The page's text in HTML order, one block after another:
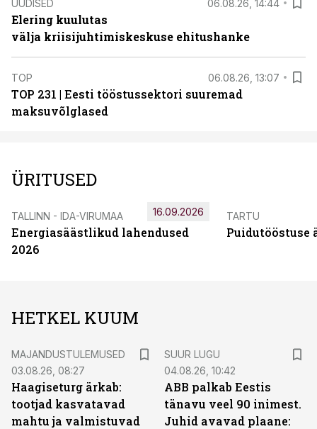
UUDISED 06.08.26, 14:44
Elering kuulutas
välja kriisijuhtimiskeskuse ehitushanke
TOP 06.08.26, 13:07
TOP 231 | Eesti tööstussektori suuremad
maksuvõlglased
ÜRITUSED
TALLINN - IDA-VIRUMAA
Energiasäästlikud lahendused
2026
16.09.2026 TARTU
Puidutööstuse
HETKEL KUUM
MAJANDUSTULEMUSED
03.08.26, 08:27
Haagiseturg ärkab:
tootjad kasvatavad
mahtu ja valmistuvad
SUUR LUGU
04.08.26, 10:42
ABB palkab Eestis
tänavu veel 90 inimest.
Juhid avavad plaane: